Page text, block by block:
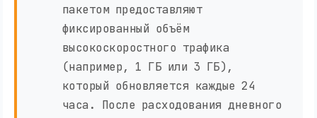
пакетом предоставляют
фиксированный объём
высокоскоростного трафика
(например, 1 ГБ или 3 ГБ),
который обновляется каждые 24
часа. После расходования дневного